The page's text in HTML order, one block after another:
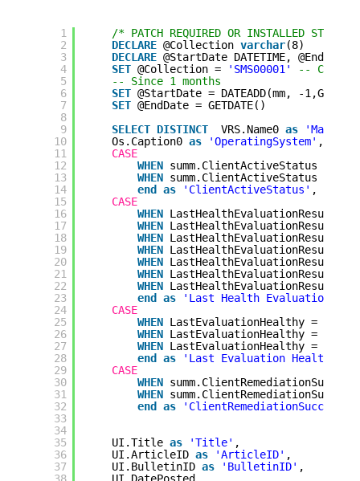
1
2
3
4
5
6
7
8
9
10
11
12
13
14
15
16
17
18
19
20
21
22
23
24
25
26
27
28
29
30
31
32
33
34
35
36
37
/* PATCH REQUIRED OR INSTALLED STATUS
DECLARE @Collection varchar(8)
DECLARE @StartDate DATETIME, @EndDate
SET @Collection = 'SMS00001'
--
-- Since 1 months
SET @StartDate = DATEADD(mm, -
SET @EndDate = GETDATE()
SELECT DISTINCT VRS.Name0 as
Os.Caption0 as 'OperatingSystem' ,
CASE
WHEN summ.ClientActiveStatus = 0
WHEN summ.ClientActiveStatus = 1
end
as 'ClientActiveStatus' ,
CASE
WHEN LastHealthEvaluationResult =
WHEN LastHealthEvaluationResult =
WHEN LastHealthEvaluationResult =
WHEN LastHealthEvaluationResult =
WHEN LastHealthEvaluationResult =
WHEN LastHealthEvaluationResult =
WHEN LastHealthEvaluationResult =
end
as
'Last Health Evaluation
CASE
WHEN LastEvaluationHealthy = 1
WHEN LastEvaluationHealthy = 2
WHEN LastEvaluationHealthy = 3
end
as 'Last Evaluation Healthy'
CASE
WHEN
WHEN
end
as 'ClientRemediationSuccess'
UI.Title as 'Title' ,
UI.ArticleID as 'ArticleID' ,
UI.BulletinID as 'BulletinID' ,